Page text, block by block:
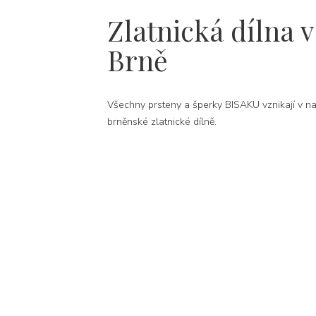
Zlatnická dílna v
Brně
Všechny prsteny a šperky BISAKU vznikají v
brněnské zlatnické dílně.